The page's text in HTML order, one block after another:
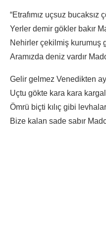
“Etrafımız uçsuz bucaksız
Yerler demir gökler bakır
Nehirler çekilmiş kurumuş
Aramızda deniz vardır
Gelir gelmez Venedikten
Uçtu gökte kara kara
Ömrü biçti kılıç gibi levhalar
Bize kalan sade sabır